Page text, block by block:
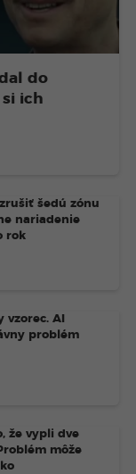
do
ich
šedú zónu
nariadenie
rok
AI
problém
že vypli dve
môže